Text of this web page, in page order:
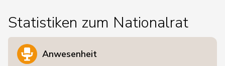
Statistiken zum Nationalrat
Anwesenheit